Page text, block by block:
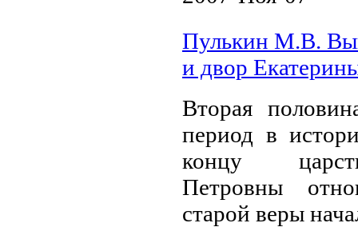
Пулькин М.В.
и двор
Вторая
период в
концу
Петровны
старой веры